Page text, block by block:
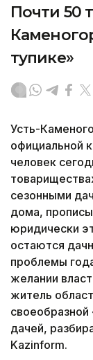
Почти 50
тупике»
Усть-
официальной
человек
сезонными
дома,
юридически
остаются
проблемы
желании
житель
дачей,
Kazinform.